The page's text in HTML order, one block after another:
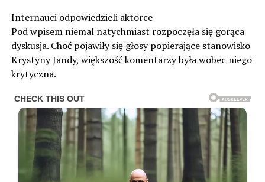
Internauci odpowiedzieli aktorce
Pod wpisem niemal natychmiast rozpoczęła się gorąca
dyskusja. Choć pojawiły się głosy popierające stanowisko
Krystyny Jandy, większość komentarzy była wobec niego
krytyczna.